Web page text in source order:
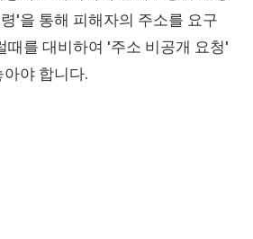
'을 통해 피해자의 주소를 요구
때를 대비하여 '주소 비공개 요청'
야 합니다.